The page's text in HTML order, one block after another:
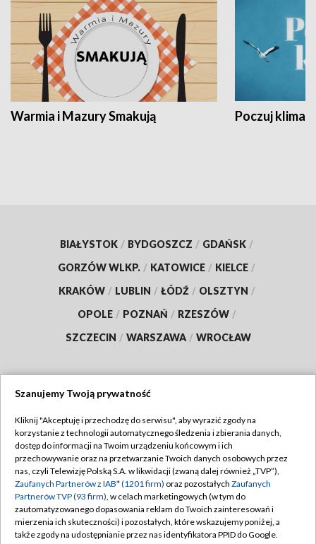
Warmia i Mazury Smakują Poczuj klimat
BIAŁYSTOK / BYDGOSZCZ / GDAŃSK /
GORZÓW WLKP. / KATOWICE / KIELCE /
KRAKÓW / LUBLIN / ŁÓDŹ / OLSZTYN /
OPOLE / POZNAŃ / RZESZÓW /
SZCZECIN / WARSZAWA / WROCŁAW
TVP
Abonament TVP
Emisja w TVP
Centrum informacji TVP
Naziemna Telewizja Cyfrowa
Regulamin TVP
Polityka prywatności
Moje zgody
Pomoc
Szanujemy Twoją prywatność
Kliknij "Akceptuję i przechodzę do serwisu", aby wyrazić zgody na
korzystanie z technologii automatycznego śledzenia i zbierania danych,
dostęp do informacji na Twoim urządzeniu końcowym i ich
przechowywanie oraz na przetwarzanie Twoich danych osobowych przez
nas, czyli Telewizję Polską S.A. w likwidacji (zwaną dalej również „TVP”),
Zaufanych Partnerów z IAB* (1201 firm) oraz pozostałych Zaufanych
Partnerów TVP (93 firm), w celach marketingowych (w tym do
zautomatyzowanego dopasowania reklam do Twoich zainteresowań i
mierzenia ich skuteczności) i pozostałych, które wskazujemy poniżej, a
także zgody na udostępnianie przez nas identyfikatora PPID do Google.